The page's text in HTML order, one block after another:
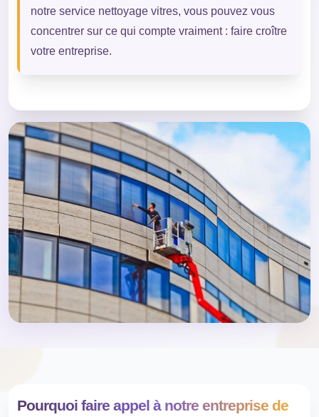
notre service nettoyage vitres, vous pouvez vous
concentrer sur ce qui compte vraiment : faire croître
votre entreprise.
Pourquoi faire appel à notre entreprise de